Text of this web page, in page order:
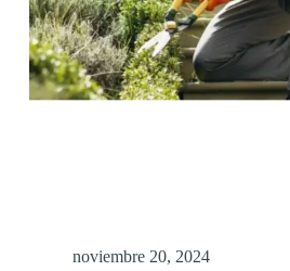
noviembre 20, 2024